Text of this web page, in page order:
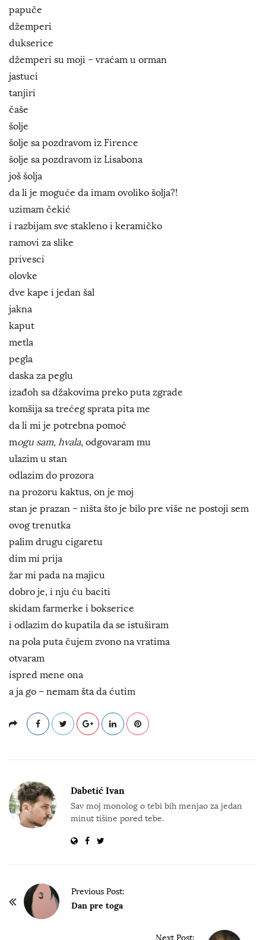
papuče
džemperi
dukserice
džemperi su moji – vraćam u orman
jastuci
tanjiri
čaše
šolje
šolje sa pozdravom iz Firence
šolje sa pozdravom iz Lisabona
još šolja
da li je moguće da imam ovoliko šolja?!
uzimam čekić
i razbijam sve stakleno i keramičko
ramovi za slike
privesci
olovke
dve kape i jedan šal
jakna
kaput
metla
pegla
daska za peglu
izađoh sa džakovima preko puta zgrade
komšija sa trećeg sprata pita me
da li mi je potrebna pomoć
mogu sam, hvala, odgovaram mu
ulazim u stan
odlazim do prozora
na prozoru kaktus, on je moj
stan je prazan – ništa što je bilo pre više ne postoji sem
ovog trenutka
palim drugu cigaretu
dim mi prija
žar mi pada na majicu
dobro je, i nju ću baciti
skidam farmerke i bokserice
i odlazim do kupatila da se istuširam
na pola puta čujem zvono na vratima
otvaram
ispred mene ona
a ja go – nemam šta da ćutim
Dabetić Ivan
Sav moj monolog o tebi bih menjao za jedan
minut tišine pored tebe.
Previous Post:
Dan pre toga
Next Post: